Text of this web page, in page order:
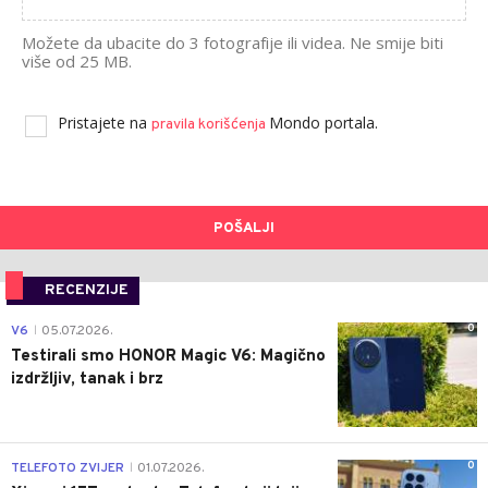
Možete da ubacite do 3 fotografije ili videa. Ne smije biti
više od 25 MB.
Pristajete na pravila korišćenja Mondo portala.
POŠALJI
RECENZIJE
0
V6 05.07.2026.
Testirali smo HONOR Magic V6: Magično
izdržljiv, tanak i brz
0
TELEFOTO ZVIJER 01.07.2026.